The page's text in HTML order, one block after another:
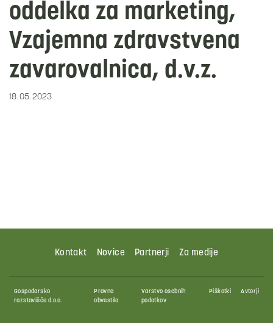
oddelka za marketing,
Vzajemna zdravstvena
zavarovalnica, d.v.z.
18. 05. 2023
Kontakt Novice Partnerji Za medije
Gospodarsko
razstavišče d.o.o.
Pravna
obvestila
Varstvo osebnih
podatkov
Piškotki Avtorji